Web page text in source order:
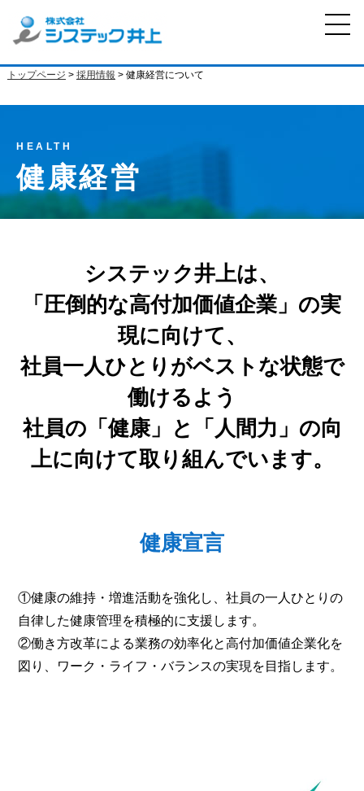
トップページ > 採用情報 > 健康経営について
HEALTH
健康経営
システック井上は、
「圧倒的な高付加価値企業」の実
現に向けて、
社員一人ひとりがベストな状態で
働けるよう
社員の「健康」と「人間力」の向
上に向けて取り組んでいます。
健康宣言
①健康の維持・増進活動を強化し、社員の一人ひとりの
自律した健康管理を積極的に支援します。
②働き方改革による業務の効率化と高付加価値企業化を
図り、ワーク・ライフ・バランスの実現を目指します。